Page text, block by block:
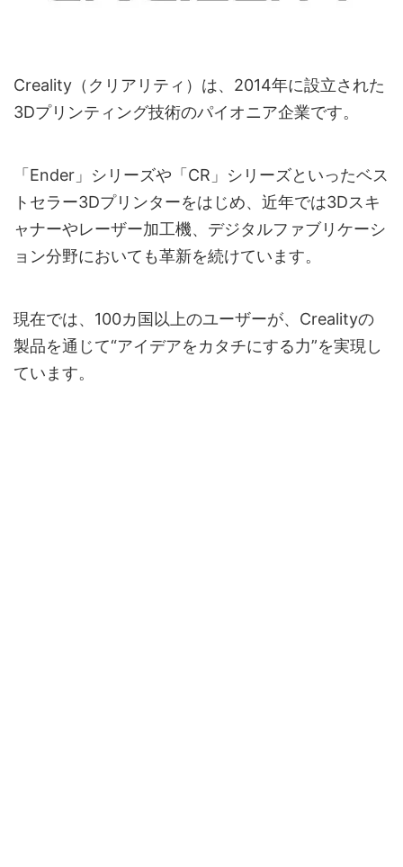
Creality（クリアリティ）は、2014年に設立された
3Dプリンティング技術のパイオニア企業です。
「Ender」シリーズや「CR」シリーズといったベス
トセラー3Dプリンターをはじめ、近年では3Dスキ
ャナーやレーザー加工機、デジタルファブリケーシ
ョン分野においても革新を続けています。
現在では、100カ国以上のユーザーが、Crealityの
製品を通じて“アイデアをカタチにする力”を実現し
ています。